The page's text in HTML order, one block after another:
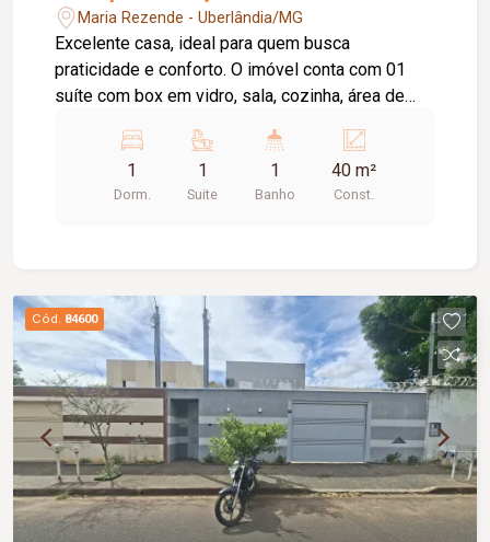
Maria Rezende - Uberlândia/MG
Excelente casa, ideal para quem busca
praticidade e conforto. O imóvel conta com 01
suíte com box em vidro, sala, cozinha, área de
para quem deseja morar em um ambiente
funcional e bem distribuído. Agende uma visita e
conheça este imóvel. Entre em contato com um
1
Dorm.
1
Suite
1
Banho
40 m²
Const.
Cód. 84600